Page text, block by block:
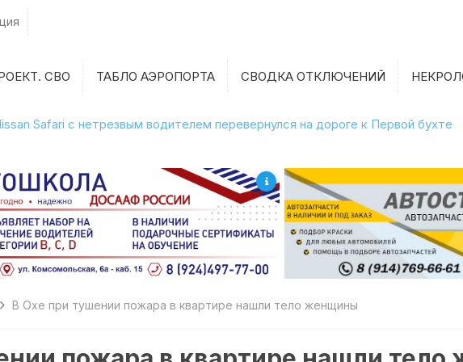
СВО ТАБЛО АЭРОПОРТА СВОДКА ОТКЛЮЧЕНИЙ
Safari с нетрезвым водителем перевернулся на дороге к Первой бухте
В Охе при тушении пожара в квартире нашли тело женщины